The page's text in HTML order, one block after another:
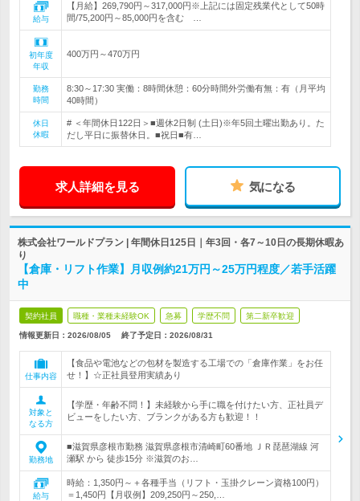
給与
【月給】269,790円～317,000円※上記には固定残業代として50時
間/75,200円～85,000円を含む …
初年度
年収
400万円～470万円
勤務
時間
8:30～17:30 実働：8時間休憩：60分時間外労働有無：有（月平均
40時間）
休日
休暇
# ＜年間休日122日＞■週休2日制 (土日)※年5回土曜出勤あり。た
だし平日に振替休日。■祝日■有…
求人詳細を見る 気になる
株式会社ワールドプラン | 年間休日125日｜年3回・各7～10日の長期休暇あ
り
【倉庫・リフト作業】月収例約21万円～25万円程度／若手活躍
中
契約社員 職種・業種未経験OK 急募 学歴不問 第二新卒歓迎
情報更新日：2026/08/05 終了予定日： 2026/08/31
仕事内容
【食品や電池などの包材を製造する工場での「倉庫作業」をお任
せ！】☆正社員登用実績あり
対象と
なる方
【学歴・年齢不問！】未経験から手に職を付けたい方、正社員デ
ビューをしたい方、ブランクがある方も歓迎！！
勤務地
■滋賀県彦根市勤務 滋賀県彦根市清崎町60番地 ＪＲ琵琶湖線 河
瀬駅 から 徒歩15分 ※滋賀のお…
給与
時給：1,350円～＋各種手当（リフト・玉掛クレーン資格100円）
＝1,450円【月収例】209,250円～250,…